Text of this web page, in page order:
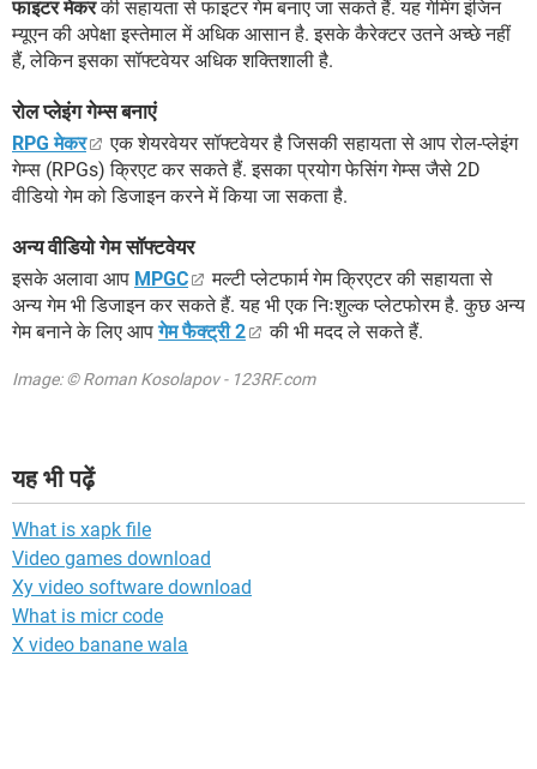
फाइटर मेकरकी सहायता से फाइटर गेम बनाए जा सकते हैं. यह गेमिंग इंजिन
म्यूएन की अपेक्षा इस्तेमाल में अधिक आसान है. इसके कैरेक्टर उतने अच्छे नहीं
हैं, लेकिन इसका सॉफ्टवेयर अधिक शक्तिशाली है.
रोल प्लेइंग गेम्स बनाएं
RPG मेकर
एक शेयरवेयर सॉफ्टवेयर है जिसकी सहायता से आप रोल-प्लेइंग
गेम्स (RPGs) क्रिएट कर सकते हैं. इसका प्रयोग फेसिंग गेम्स जैसे 2D
वीडियो गेम को डिजाइन करने में किया जा सकता है.
अन्य वीडियो गेम सॉफ्टवेयर
इसके अलावा आप MPGC
मल्टी प्लेटफार्म गेम क्रिएटर की सहायता से
अन्य गेम भी डिजाइन कर सकते हैं. यह भी एक निःशुल्क प्लेटफोरम है. कुछ अन्य
गेम बनाने के लिए आपगेम फैक्ट्री 2 की भी मदद ले सकते हैं.
Image: © Roman Kosolapov - 123RF.com
यह भी पढ़ें
What is xapk file
Video games download
Xy video software download
What is micr code
X video banane wala